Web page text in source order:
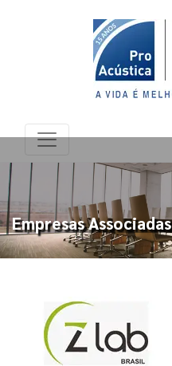
Empresas Associadas